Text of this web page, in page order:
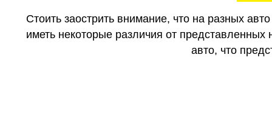
Стоить заострить внимание, что на разных
иметь некоторые различия от
авто, что